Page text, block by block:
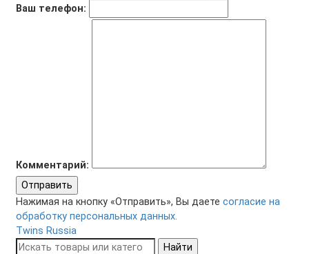
Ваш телефон:
Комментарий:
Отправить
Нажимая на кнопку «Отправить», Вы даете согласие на
обработку персональных данных.
Twins Russia
Найти